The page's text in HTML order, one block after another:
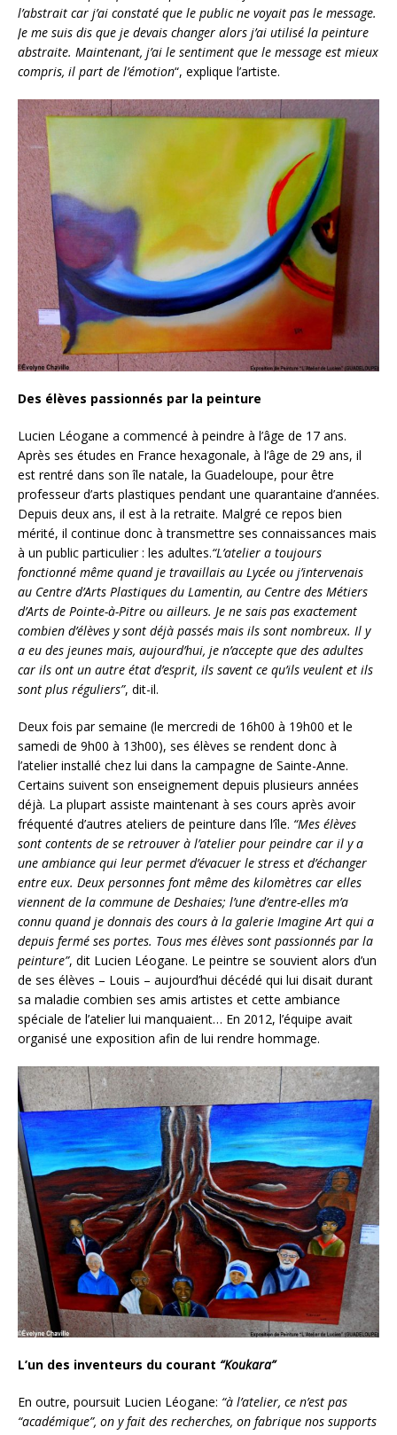
l’abstrait car j’ai constaté que le public ne voyait pas le message.
Je me suis dis que je devais changer alors j’ai utilisé la peinture
abstraite. Maintenant, j’ai le sentiment que le message est mieux
compris, il part de l’émotion“, explique l’artiste.
Des élèves passionnés par la peinture
Lucien Léogane a commencé à peindre à l’âge de 17 ans.
Après ses études en France hexagonale, à l’âge de 29 ans, il
est rentré dans son île natale, la Guadeloupe, pour être
professeur d’arts plastiques pendant une quarantaine d’années.
Depuis deux ans, il est à la retraite. Malgré ce repos bien
mérité, il continue donc à transmettre ses connaissances mais
à un public particulier : les adultes.“L’atelier a toujours
fonctionné même quand je travaillais au Lycée ou j’intervenais
au Centre d’Arts Plastiques du Lamentin, au Centre des Métiers
d’Arts de Pointe-à-Pitre ou ailleurs. Je ne sais pas exactement
combien d’élèves y sont déjà passés mais ils sont nombreux. Il y
a eu des jeunes mais, aujourd’hui, je n’accepte que des adultes
car ils ont un autre état d’esprit, ils savent ce qu’ils veulent et ils
sont plus réguliers”, dit-il.
Deux fois par semaine (le mercredi de 16h00 à 19h00 et le
samedi de 9h00 à 13h00), ses élèves se rendent donc à
l’atelier installé chez lui dans la campagne de Sainte-Anne.
Certains suivent son enseignement depuis plusieurs années
déjà. La plupart assiste maintenant à ses cours après avoir
fréquenté d’autres ateliers de peinture dans l’île. “Mes élèves
sont contents de se retrouver à l’atelier pour peindre car il y a
une ambiance qui leur permet d’évacuer le stress et d’échanger
entre eux. Deux personnes font même des kilomètres car elles
viennent de la commune de Deshaies; l’une d’entre-elles m’a
connu quand je donnais des cours à la galerie Imagine Art qui a
depuis fermé ses portes. Tous mes élèves sont passionnés par la
peinture”, dit Lucien Léogane. Le peintre se souvient alors d’un
de ses élèves – Louis – aujourd’hui décédé qui lui disait durant
sa maladie combien ses amis artistes et cette ambiance
spéciale de l’atelier lui manquaient… En 2012, l’équipe avait
organisé une exposition afin de lui rendre hommage.
L’un des inventeurs du courant “Koukara”
En outre, poursuit Lucien Léogane: “à l’atelier, ce n’est pas
“académique”, on y fait des recherches, on fabrique nos supports